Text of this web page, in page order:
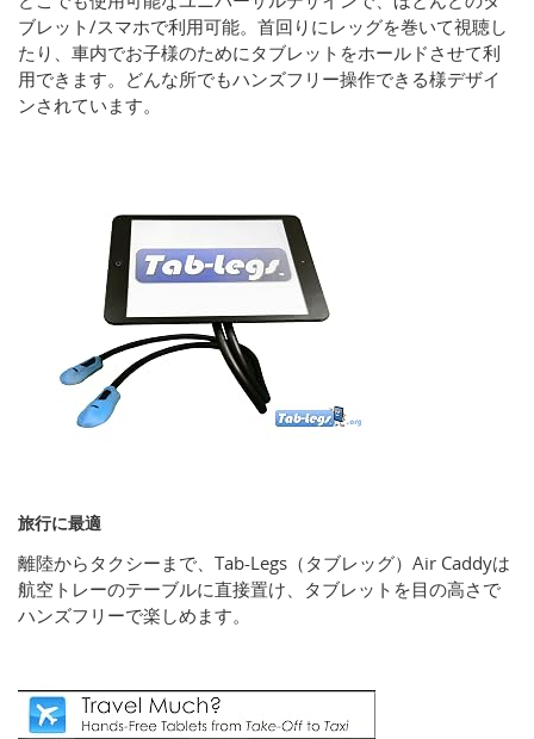
ブレット/スマホで利用可能。首回りにレッグを巻いて視聴し
たり、車内でお子様のためにタブレットをホールドさせて利
用できます。どんな所でもハンズフリー操作できる様デザイ
ンされています。
旅行に最適
離陸からタクシーまで、Tab‐Legs（タブレッグ）Air Caddyは
航空トレーのテーブルに直接置け、タブレットを目の高さで
ハンズフリーで楽しめます。